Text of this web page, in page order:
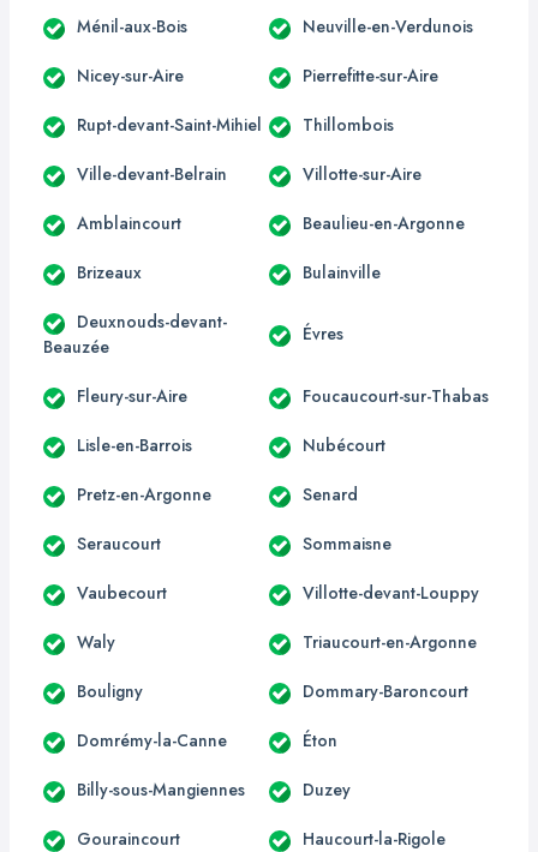
Ménil-aux-Bois Neuville-en-Verdunois
Nicey-sur-Aire Pierrefitte-sur-Aire
Rupt-devant-Saint-Mihiel Thillombois
Ville-devant-Belrain Villotte-sur-Aire
Amblaincourt Beaulieu-en-Argonne
Brizeaux Bulainville
Deuxnouds-devant-
Beauzée
Évres
Fleury-sur-Aire Foucaucourt-sur-Thabas
Lisle-en-Barrois Nubécourt
Pretz-en-Argonne Senard
Seraucourt Sommaisne
Vaubecourt Villotte-devant-Louppy
Waly Triaucourt-en-Argonne
Bouligny Dommary-Baroncourt
Domrémy-la-Canne Éton
Billy-sous-Mangiennes Duzey
Gouraincourt Haucourt-la-Rigole